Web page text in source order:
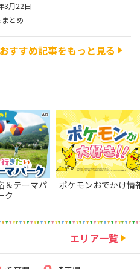
3月22日
とめ
すすめ記事をもっと見る
＆テーマパ
ク
ポケモンおでかけ情
エリア一覧